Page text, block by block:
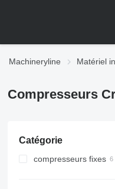
Machineryline Matériel
Compresseurs
Catégorie
compresseurs fixes